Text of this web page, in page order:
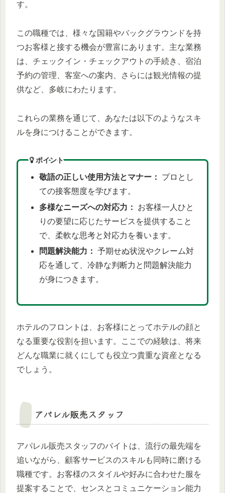
す。
この職種では、様々な国籍やバックグラウンドを持
つお客様と接する機会が豊富にあります。主な業務
は、チェックイン・チェックアウトの手続き、宿泊
予約の管理、客室への案内、さらには観光情報の提
供など、多岐にわたります。
これらの業務を通じて、あなたは以下のようなスキ
ルを身につけることができます。
ポイント
敬語の正しい使用方法とマナー：
プロとし
ての接客態度を学びます。
多様なニーズへの対応力：
お客様一人ひと
りの要望に応じたサービスを提供すること
で、柔軟な思考と対応力を養います。
問題解決能力： 予期せぬ状況やクレーム対
応を通して、冷静な判断力と問題解決能力
が身につきます。
ホテルのフロントは、お客様にとってホテルの顔と
なる重要な役割を担います。ここでの経験は、将来
どんな職業に就くにしても役立つ貴重な資産となる
でしょう。
アパレル販売スタッフ
アパレル販売スタッフのバイトは、流行の最先端を
追いながら、顧客サービスのスキルも同時に磨ける
職種です。お客様のスタイルや好みに合わせた服を
提案することで、センスとコミュニケーション能力